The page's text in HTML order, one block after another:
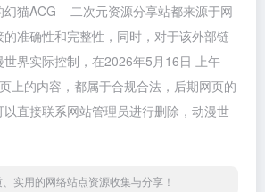
猫ACG – 二次元资源分享站都来源于网
准确性和完整性，同时，对于该外部链
界实际控制，在2026年5月16日 上午
上的内容，都属于合规合法，后期网页的
直接联系网站管理员进行删除，动漫世
实用的网络站点资源收集与分享！